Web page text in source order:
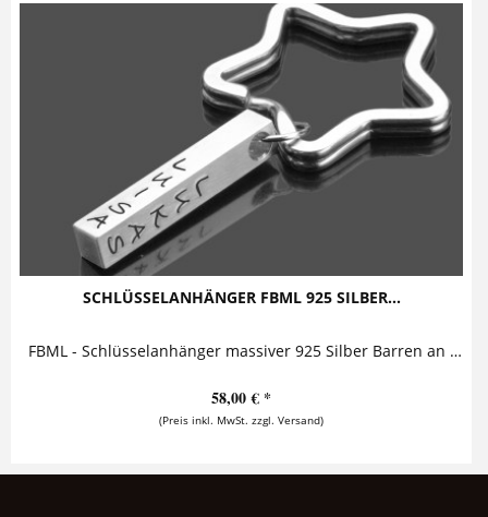
SCHLÜSSELANHÄNGER FBML 925 SILBER...
FBML - Schlüsselanhänger massiver 925 Silber Barren an Schlüsselring Dieser persönliche Schlüsselanhänger besteht aus einem massiven...
58,00 € *
(Preis inkl. MwSt. zzgl. Versand)